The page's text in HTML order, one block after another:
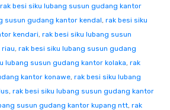
rak besi siku lubang susun gudang kantor
susun gudang kantor kendal, rak besi siku
kendari, rak besi siku lubang susun
riau, rak besi siku lubang susun gudang
lubang susun gudang kantor kolaka, rak
kantor konawe, rak besi siku lubang
, rak besi siku lubang susun gudang kantor
susun gudang kantor kupang ntt, rak